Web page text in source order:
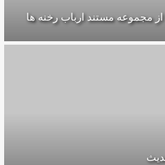
مجموعه مستند ارباب رخنه ها